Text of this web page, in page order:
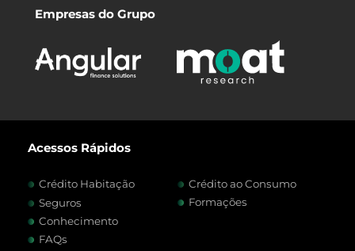
Empresas do Grupo
Acessos Rápidos
Crédito Habitação
Crédito ao Consumo
Seguros
Formações
Conhecimento
FAQs